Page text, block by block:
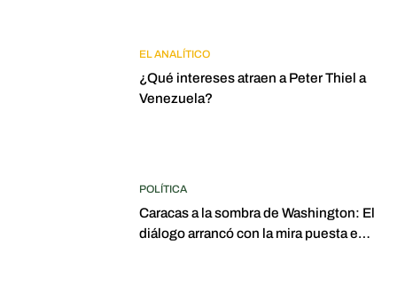
EL ANALÍTICO
¿Qué intereses atraen a Peter Thiel a
Venezuela?
POLÍTICA
Caracas a la sombra de Washington: El
diálogo arrancó con la mira puesta en